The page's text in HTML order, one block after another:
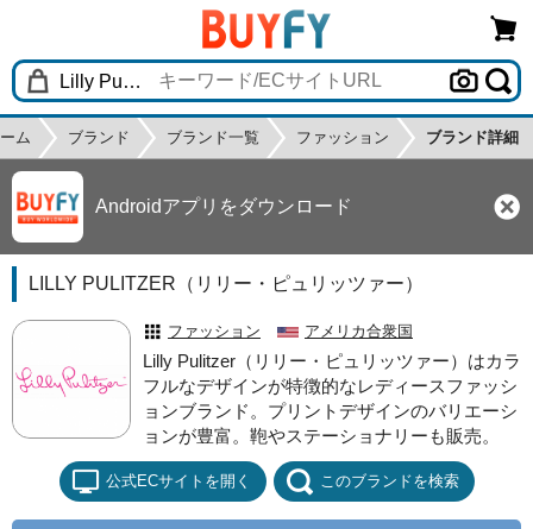
ム ブランド ブランド一覧 ファッション ブランド詳細
Androidアプリをダウンロード
LILLY PULITZER（リリー・ピュリッツァー）
ファッション アメリカ合衆国
Lilly Pulitzer（リリー・ピュリッツァー）はカラ
フルなデザインが特徴的なレディースファッシ
ョンブランド。プリントデザインのバリエーシ
ョンが豊富。鞄やステーショナリーも販売。
公式ECサイトを開く このブランドを検索